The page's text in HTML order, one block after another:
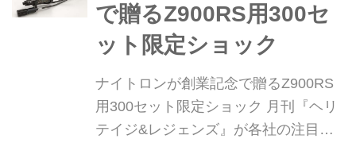
ではそのSHOWAが展開する「バラン
スフリーサスペン...
で贈るZ900RS用300セ
ット限定ショック
ナイトロンが創業記念で贈るZ900RS
用300セット限定ショック 月刊『ヘリ
テイジ&レジェンズ』が各社の注目の